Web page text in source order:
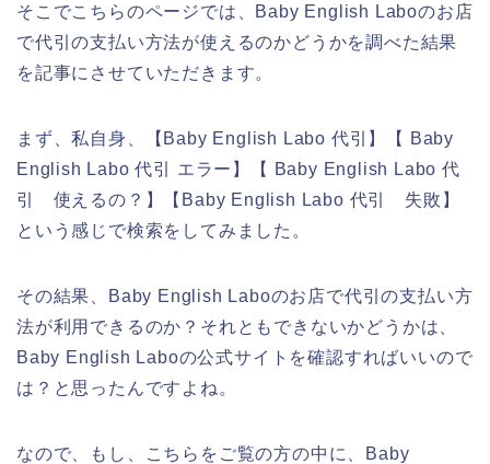
そこでこちらのページでは、Baby English Laboのお店
で代引の支払い方法が使えるのかどうかを調べた結果
を記事にさせていただきます。
まず、私自身、【Baby English Labo 代引】【 Baby
English Labo 代引 エラー】【 Baby English Labo 代
引 使えるの？】【Baby English Labo 代引 失敗】
という感じで検索をしてみました。
その結果、Baby English Laboのお店で代引の支払い方
法が利用できるのか？それともできないかどうかは、
Baby English Laboの公式サイトを確認すればいいので
は？と思ったんですよね。
なので、もし、こちらをご覧の方の中に、Baby